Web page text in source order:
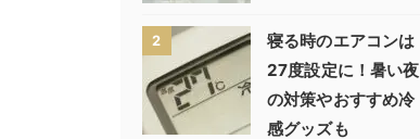
2
寝る時のエアコンは
27度設定に！暑い夜
の対策やおすすめ冷
感グッズも